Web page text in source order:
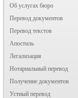
Об услугах бюро
Перевод документов
Перевод текстов
Апостиль
Легализация
Нотариальный перевод
Получение документов
Устный перевод